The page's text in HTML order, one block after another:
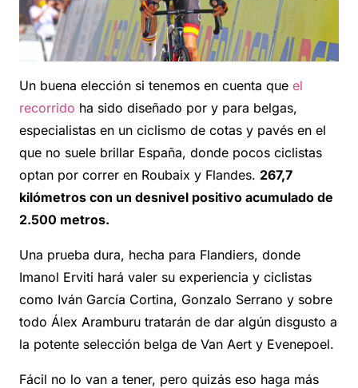
Un buena elección si tenemos en cuenta que el
recorrido ha sido diseñado por y para belgas,
especialistas en un ciclismo de cotas y pavés en el
que no suele brillar España, donde pocos ciclistas
optan por correr en Roubaix y Flandes. 267,7
kilómetros con un desnivel positivo acumulado de
2.500 metros.
Una prueba dura, hecha para Flandiers, donde
Imanol Erviti hará valer su experiencia y ciclistas
como Iván García Cortina, Gonzalo Serrano y sobre
todo Álex Aramburu tratarán de dar algún disgusto a
la potente selección belga de Van Aert y Evenepoel.
Fácil no lo van a tener, pero quizás eso haga más